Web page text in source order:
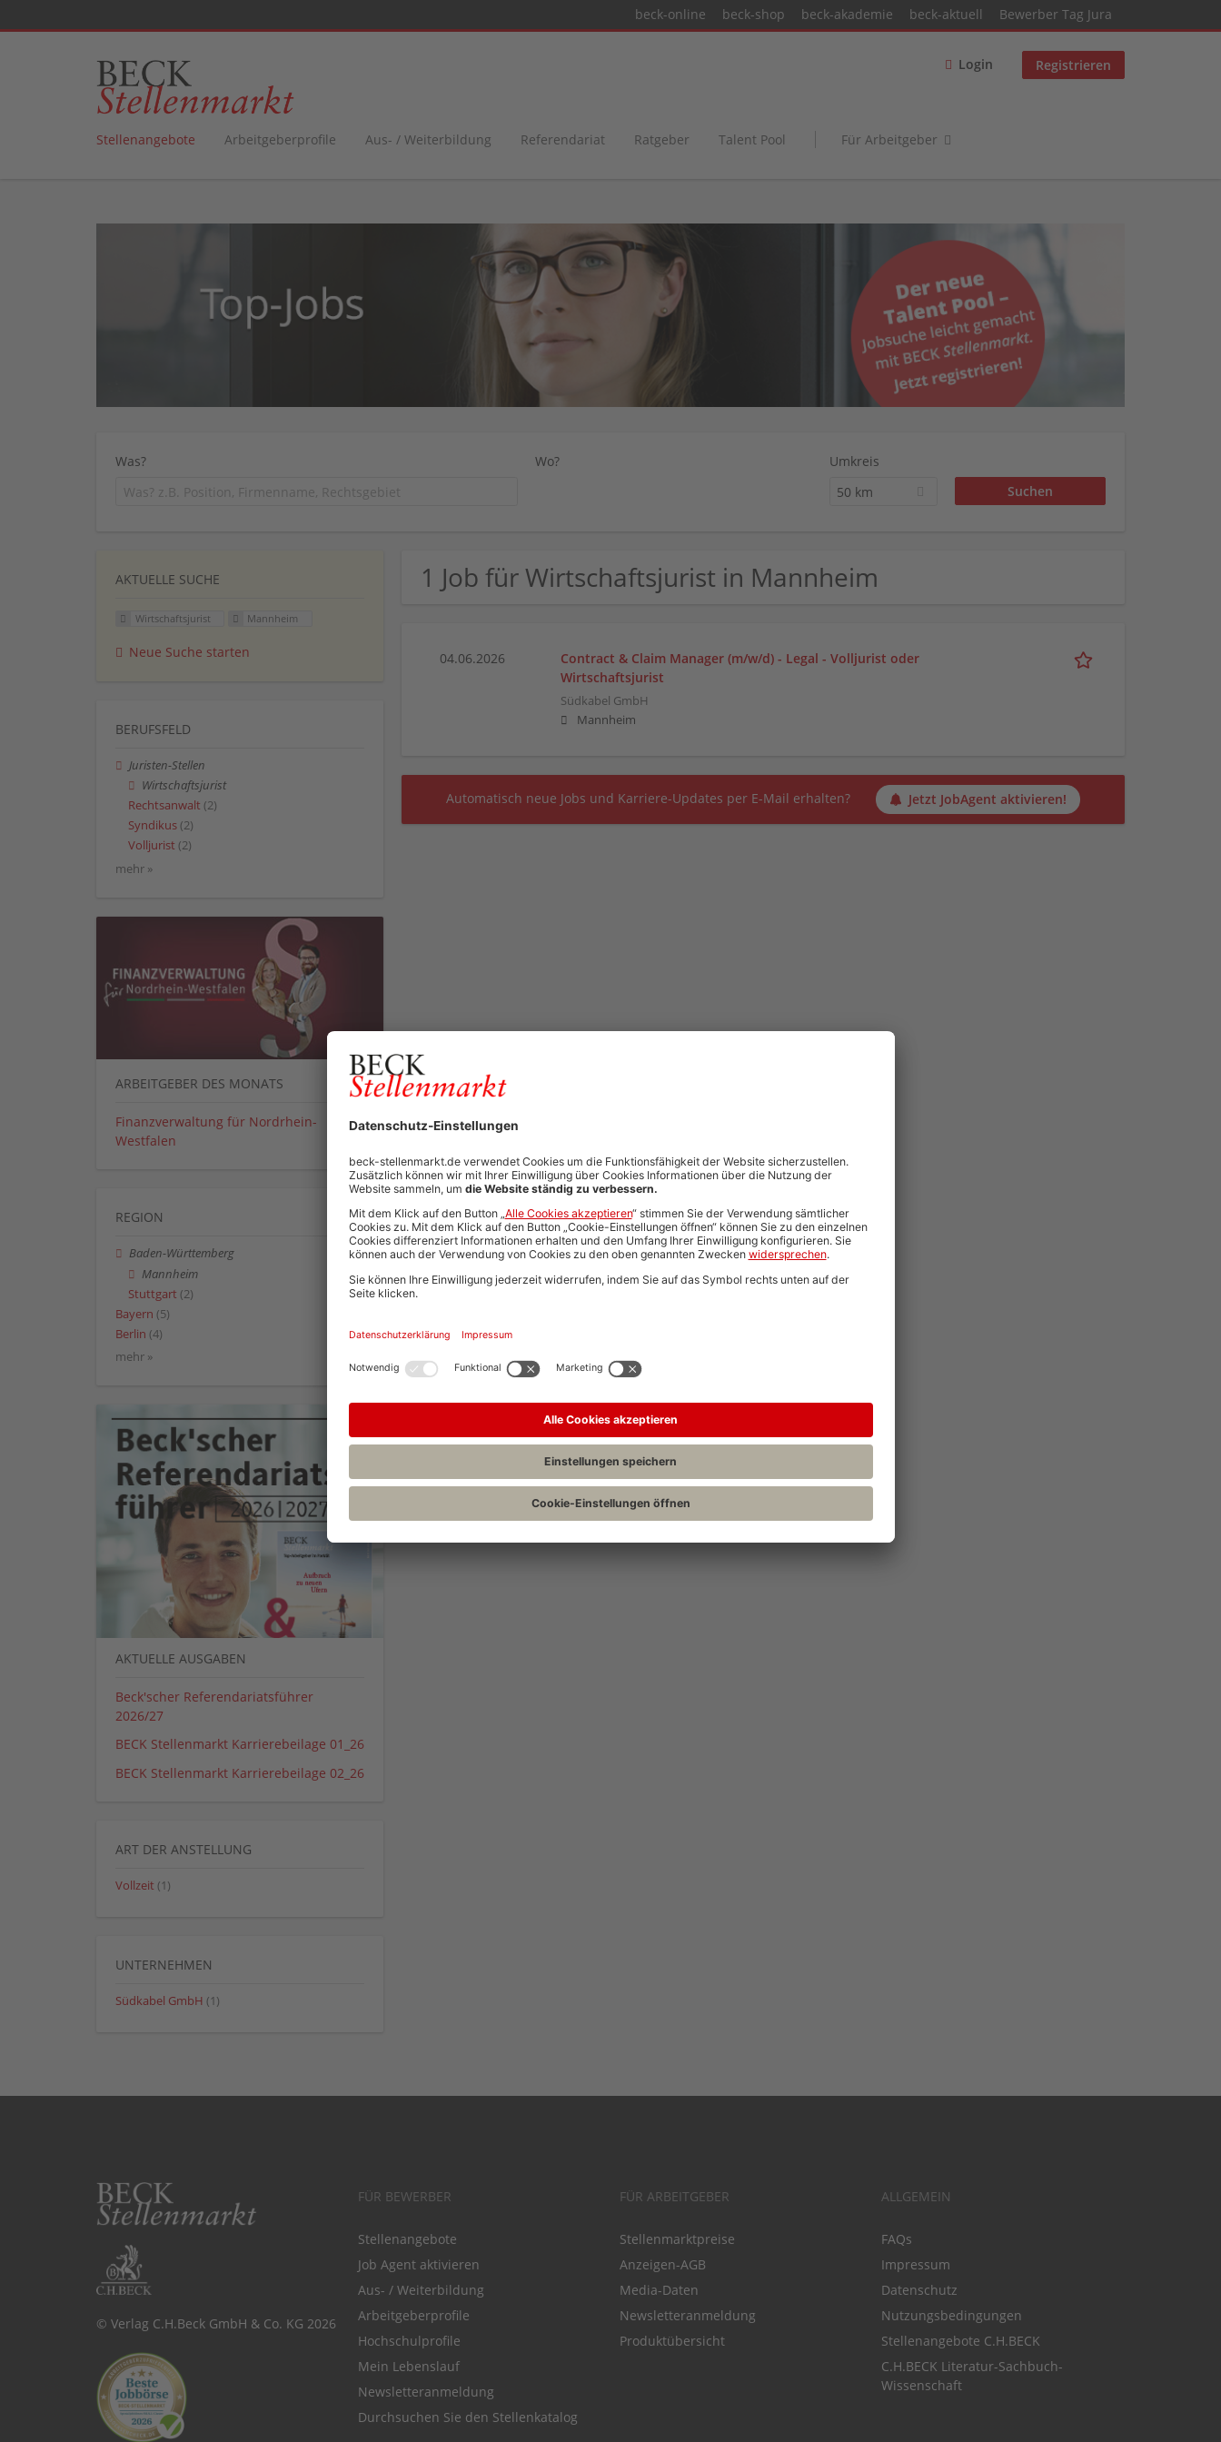
beck-online beck-shop beck-akademie beck-aktuell Bewerber Tag Jura
Login Registrieren
Stellenangebote Arbeitgeberprofile Aus- / Weiterbildung Referendariat Ratgeber Talent Pool Für Arbeitgeber
Was? Wo?
Umkreis
50 km
1 Job für Wirtschaftsjurist in Mannheim
04.06.2026
Contract & Claim Manager (m/w/d) - Legal - Volljurist oder
Wirtschaftsjurist
Südkabel GmbH
Mannheim
Automatisch neue Jobs und Karriere-Updates per E-Mail erhalten? Jetzt JobAgent aktivieren!
AKTUELLE SUCHE
Wirtschaftsjurist Mannheim
Neue Suche starten
BERUFSFELD
Juristen-Stellen
Wirtschaftsjurist
Rechtsanwalt (2)
Syndikus (2)
Volljurist (2)
mehr »
ARBEITGEBER DES MONATS
Finanzverwaltung für Nordrhein-
Westfalen
REGION
Baden-Württemberg
Mannheim
Stuttgart (2)
Bayern (5)
Berlin (4)
mehr »
AKTUELLE AUSGABEN
Beck'scher Referendariatsführer
2026/27
BECK Stellenmarkt Karrierebeilage 01_26
BECK Stellenmarkt Karrierebeilage 02_26
ART DER ANSTELLUNG
Vollzeit (1)
UNTERNEHMEN
Südkabel GmbH (1)
© Verlag C.H.Beck GmbH & Co. KG 2026
FÜR BEWERBER
Stellenangebote
Job Agent aktivieren
Aus- / Weiterbildung
Arbeitgeberprofile
Hochschulprofile
Mein Lebenslauf
Newsletteranmeldung
Durchsuchen Sie den Stellenkatalog
FÜR ARBEITGEBER
Stellenmarktpreise
Anzeigen-AGB
Media-Daten
Newsletteranmeldung
Produktübersicht
ALLGEMEIN
FAQs
Impressum
Datenschutz
Nutzungsbedingungen
Stellenangebote C.H.BECK
C.H.BECK Literatur-Sachbuch-
Wissenschaft